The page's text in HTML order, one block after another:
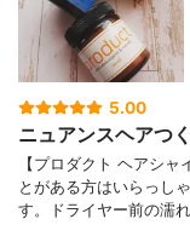
5.00
ニュアンスヘアつ
【プロダクト ヘアシ
とがある方はいらっし
す。ドライヤー前の濡